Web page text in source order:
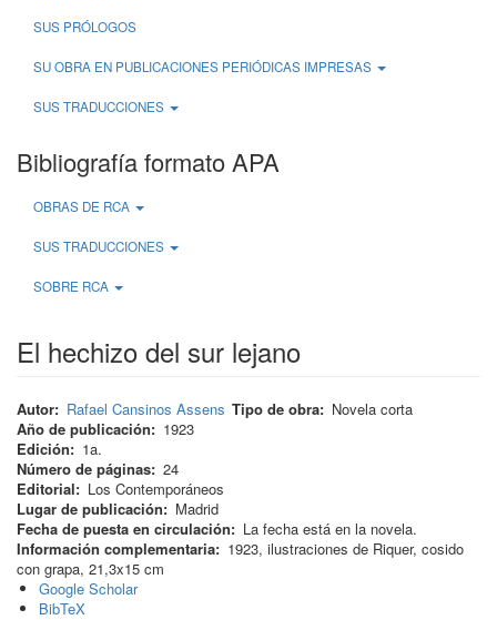
SUS PRÓLOGOS
SU OBRA EN PUBLICACIONES PERIÓDICAS IMPRESAS
SUS TRADUCCIONES
Bibliografía formato APA
OBRAS DE RCA
SUS TRADUCCIONES
SOBRE RCA
El hechizo del sur lejano
Autor Rafael Cansinos Assens Tipo de obra
Novela corta
Año de publicación
1923
Edición
1a.
Número de páginas 24
Editorial
Los Contemporáneos
Lugar de publicación
Madrid
Fecha de puesta en circulación
La fecha está en la novela.
Información complementaria
1923, ilustraciones de Riquer, cosido
con grapa, 21,3x15 cm
Google Scholar
BibTeX